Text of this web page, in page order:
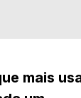
mais